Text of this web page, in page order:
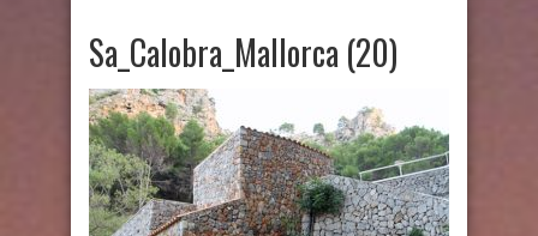
Sa_Calobra_Mallorca (20)